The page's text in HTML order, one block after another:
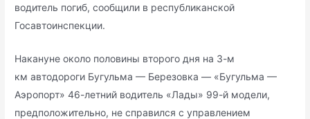
водитель погиб, сообщили в республиканской
Госавтоинспекции.
Накануне около половины второго дня на 3-м
км автодороги Бугульма — Березовка — «Бугульма —
Аэропорт» 46-летний водитель «Лады» 99-й модели,
предположительно, не справился с управлением